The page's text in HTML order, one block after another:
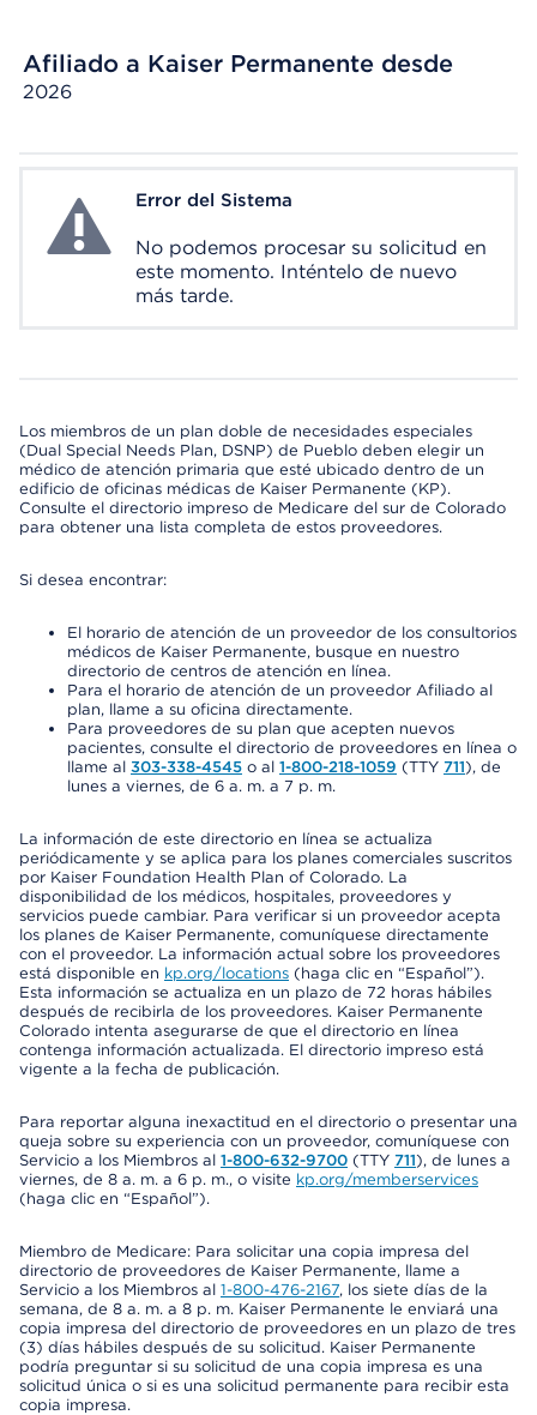
Afiliado a Kaiser Permanente desde
2026
System ErrorError del Sistema
No podemos procesar su solicitud en
este momento. Inténtelo de nuevo
más tarde.
Los miembros de un plan doble de necesidades especiales
(Dual Special Needs Plan, DSNP) de Pueblo deben elegir un
médico de atención primaria que esté ubicado dentro de un
edificio de oficinas médicas de Kaiser Permanente (KP).
Consulte el directorio impreso de Medicare del sur de Colorado
para obtener una lista completa de estos proveedores.
Si desea encontrar:
El horario de atención de un proveedor de los consultorios
médicos de Kaiser Permanente, busque en nuestro
directorio de centros de atención en línea.
Para el horario de atención de un proveedor Afiliado al
plan, llame a su oficina directamente.
Para proveedores de su plan que acepten nuevos
pacientes, consulte el directorio de proveedores en línea o
llame al 303-338-4545 o al 1-800-218-1059 (TTY 711), de
lunes a viernes, de 6 a. m. a 7 p. m.
La información de este directorio en línea se actualiza
periódicamente y se aplica para los planes comerciales suscritos
por Kaiser Foundation Health Plan of Colorado. La
disponibilidad de los médicos, hospitales, proveedores y
servicios puede cambiar. Para verificar si un proveedor acepta
los planes de Kaiser Permanente, comuníquese directamente
con el proveedor. La información actual sobre los proveedores
está disponible en kp.org/locations (haga clic en “Español”).
Esta información se actualiza en un plazo de 72 horas hábiles
después de recibirla de los proveedores. Kaiser Permanente
Colorado intenta asegurarse de que el directorio en línea
contenga información actualizada. El directorio impreso está
vigente a la fecha de publicación.
Para reportar alguna inexactitud en el directorio o presentar una
queja sobre su experiencia con un proveedor, comuníquese con
Servicio a los Miembros al 1-800-632-9700 (TTY 711), de lunes a
viernes, de 8 a. m. a 6 p. m., o visite kp.org/memberservices
(haga clic en “Español”).
Miembro de Medicare: Para solicitar una copia impresa del
directorio de proveedores de Kaiser Permanente, llame a
Servicio a los Miembros al 1-800-476-2167, los siete días de la
semana, de 8 a. m. a 8 p. m. Kaiser Permanente le enviará una
copia impresa del directorio de proveedores en un plazo de tres
(3) días hábiles después de su solicitud. Kaiser Permanente
podría preguntar si su solicitud de una copia impresa es una
solicitud única o si es una solicitud permanente para recibir esta
copia impresa.